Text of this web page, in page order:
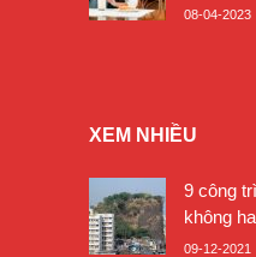
08-04-2023
XEM NHIỀU
9 công
không
09-12-2021